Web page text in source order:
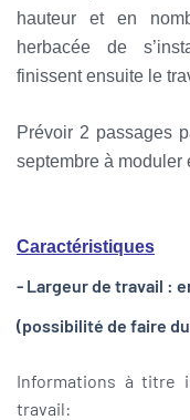
hauteur et en
herbacée de
finissent ensuite le
Prévoir 2 passages
septembre à moduler
Caractéristiques
- Largeur de travail :
(possibilité de faire
Informations à titre
travail: